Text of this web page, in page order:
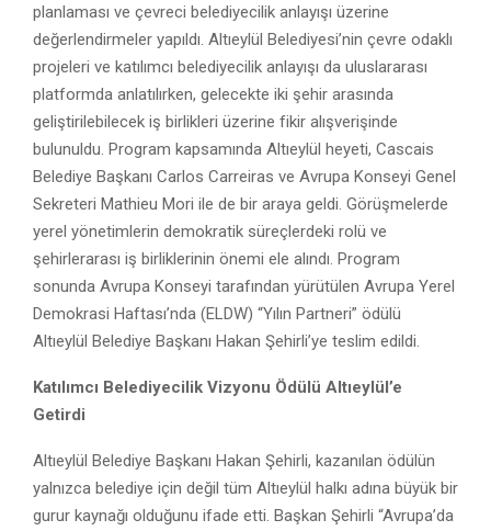
planlaması ve çevreci belediyecilik anlayışı üzerine
değerlendirmeler yapıldı. Altıeylül Belediyesi’nin çevre odaklı
projeleri ve katılımcı belediyecilik anlayışı da uluslararası
platformda anlatılırken, gelecekte iki şehir arasında
geliştirilebilecek iş birlikleri üzerine fikir alışverişinde
bulunuldu. Program kapsamında Altıeylül heyeti, Cascais
Belediye Başkanı Carlos Carreiras ve Avrupa Konseyi Genel
Sekreteri Mathieu Mori ile de bir araya geldi. Görüşmelerde
yerel yönetimlerin demokratik süreçlerdeki rolü ve
şehirlerarası iş birliklerinin önemi ele alındı. Program
sonunda Avrupa Konseyi tarafından yürütülen Avrupa Yerel
Demokrasi Haftası’nda (ELDW) “Yılın Partneri” ödülü
Altıeylül Belediye Başkanı Hakan Şehirli’ye teslim edildi.
Katılımcı Belediyecilik Vizyonu Ödülü Altıeylül’e
Getirdi
Altıeylül Belediye Başkanı Hakan Şehirli, kazanılan ödülün
yalnızca belediye için değil tüm Altıeylül halkı adına büyük bir
gurur kaynağı olduğunu ifade etti. Başkan Şehirli “Avrupa’da